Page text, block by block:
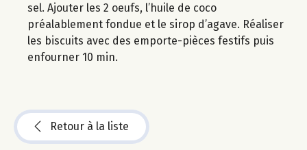
sel. Ajouter les 2 oeufs, l’huile de coco
préalablement fondue et le sirop d’agave. Réaliser
les biscuits avec des emporte-pièces festifs puis
enfourner 10 min.
Retour à la liste